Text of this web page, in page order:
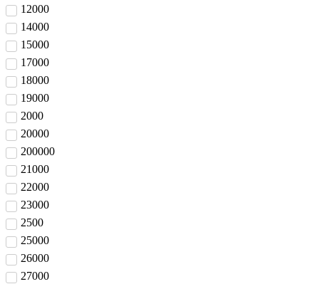
12000
14000
15000
17000
18000
19000
2000
20000
200000
21000
22000
23000
2500
25000
26000
27000